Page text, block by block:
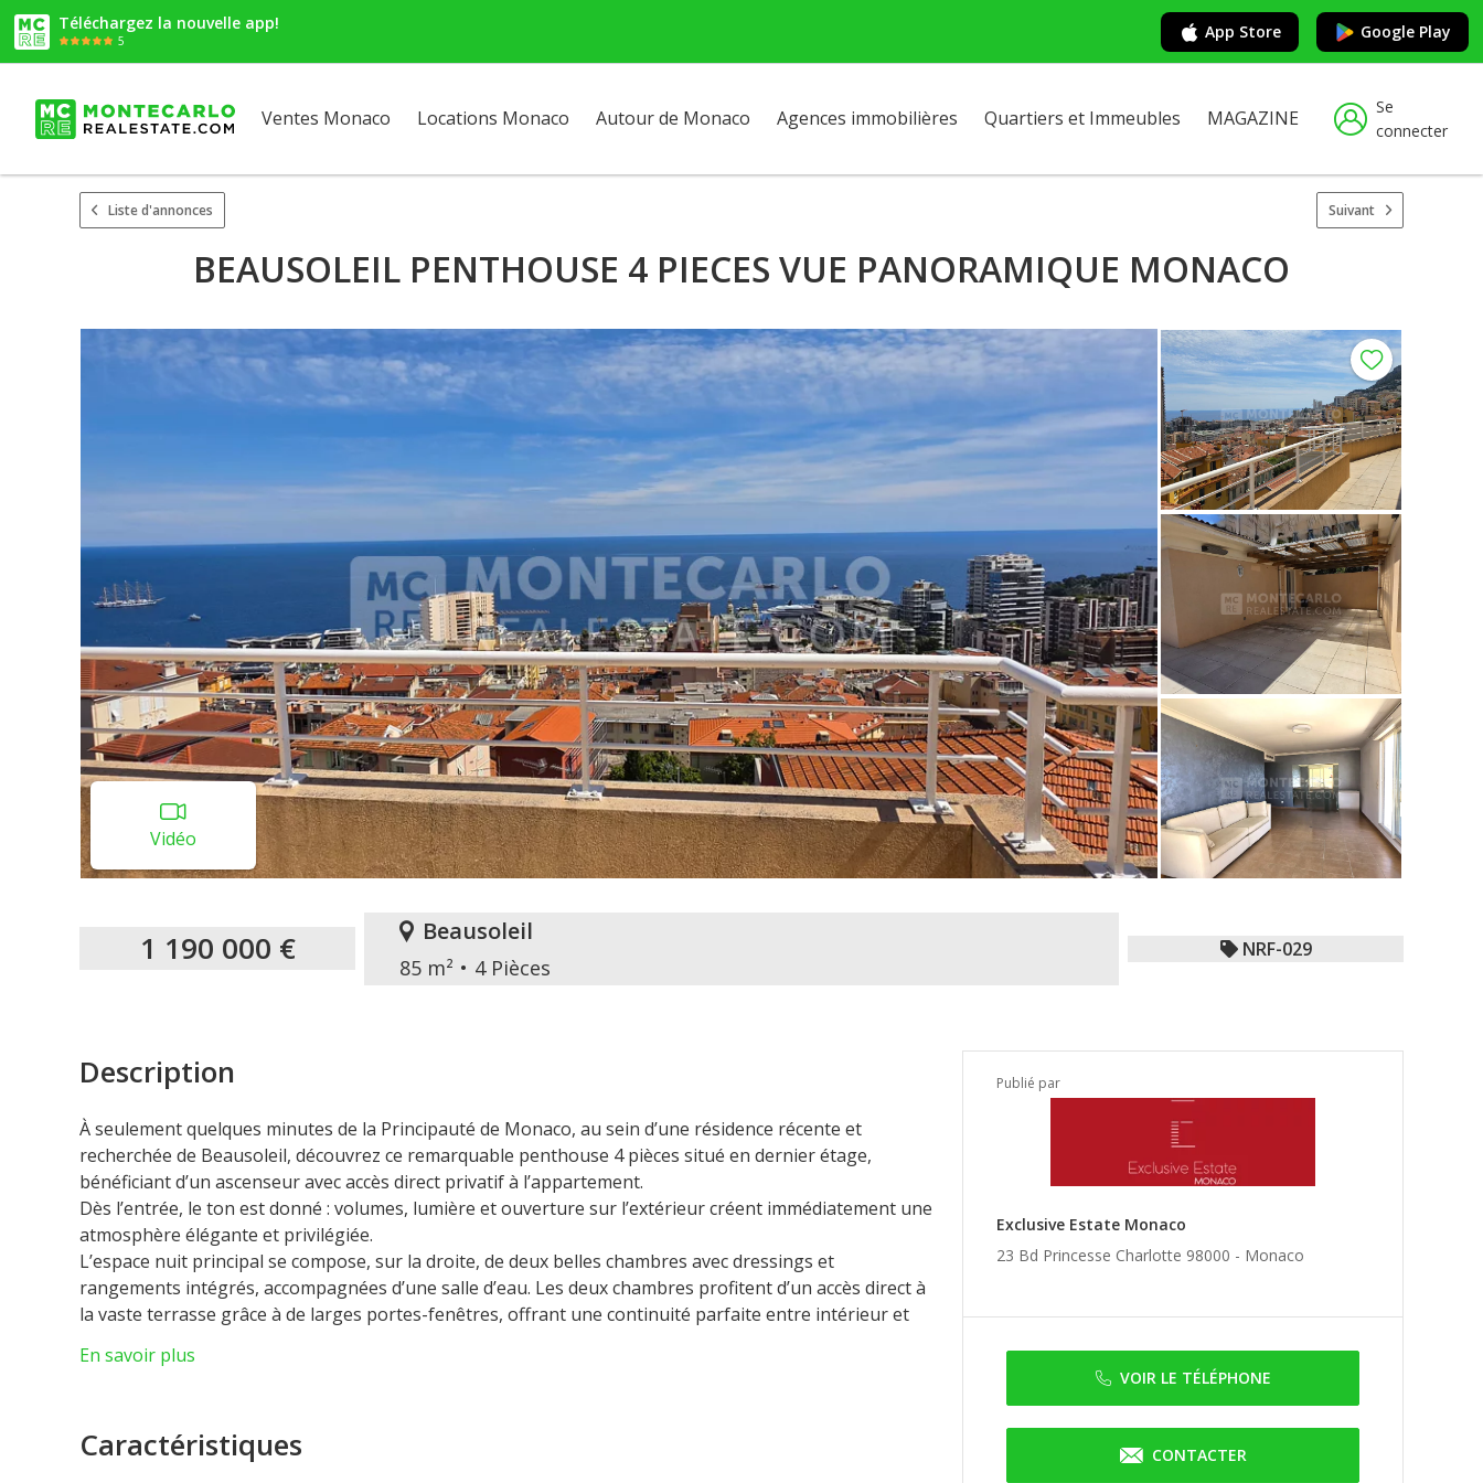
Téléchargez la nouvelle app!
5 App Store Google Play
Ventes Monaco Locations Monaco Autour de Monaco Agences immobilières Quartiers et Immeubles MAGAZINE
Se
connecter
Liste d'annonces Suivant
BEAUSOLEIL PENTHOUSE 4 PIECES VUE PANORAMIQUE MONACO
Vidéo
1 190 000 € Beausoleil
85 m² 4 Pièces
NRF-029
Publié par
Exclusive Estate Monaco
23 Bd Princesse Charlotte 98000 - Monaco
VOIR LE TÉLÉPHONE
CONTACTER
Description
À seulement quelques minutes de la Principauté de Monaco, au sein d’une résidence récente et
recherchée de Beausoleil, découvrez ce remarquable penthouse 4 pièces situé en dernier étage,
bénéficiant d’un ascenseur avec accès direct privatif à l’appartement.
Dès l’entrée, le ton est donné : volumes, lumière et ouverture sur l’extérieur créent immédiatement une
atmosphère élégante et privilégiée.
L’espace nuit principal se compose, sur la droite, de deux belles chambres avec dressings et
rangements intégrés, accompagnées d’une salle d’eau. Les deux chambres profitent d’un accès direct à
la vaste terrasse grâce à de larges portes-fenêtres, offrant une continuité parfaite entre intérieur et
Le séjour, particulièrement lumineux grâce à ses deux grandes baies vitrées, s’ouvre sur une
La cuisine, plus intimiste mais parfaitement fonctionnelle et entièrement pensée pour le quotidien,
En savoir plus
Caractéristiques